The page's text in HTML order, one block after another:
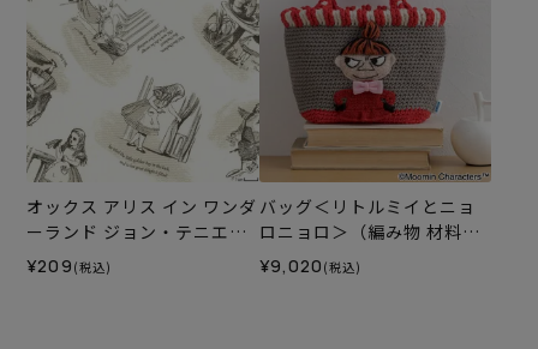
オックス アリス イン ワンダ
ーランド ジョン・テニエル
の世界＜01BE＞生地 ホビー
ラホビーレデザインコレク
¥209 (税込)
バッグ＜リトルミイとニョ
ロニョロ＞（編み物 材料セ
ット）
¥9,020 (税込)